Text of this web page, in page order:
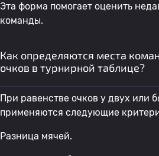
Эта форма помогает оценить
команды.
Как определяются места
очков в турнирной таблице?
При равенстве очков у двух или
применяются следующие
Разница мячей.